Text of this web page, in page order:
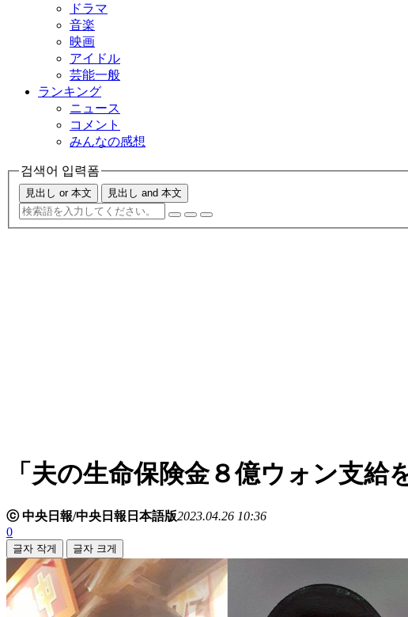
ドラマ
音楽
映画
アイドル
芸能一般
ランキング
ニュース
コメント
みんなの感想
검색어 입력폼
見出し or 本文 見出し and 本文
「夫の生命保険金８億ウォン支
ⓒ 中央日報/中央日報日本語版2023.04.26 10:36
0
글자 작게 글자 크게